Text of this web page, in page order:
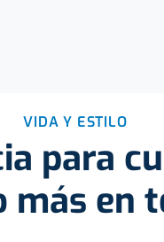
VIDA Y ESTILO
para
más en